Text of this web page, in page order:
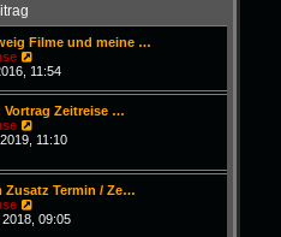
t
r
g
Filme und meine …
e
e
s
e
B
e
i
t
r
11:54
Vortrag Zeitreise …
e
e
t
r
11:10
Zusatz Termin / Ze…
e09:05